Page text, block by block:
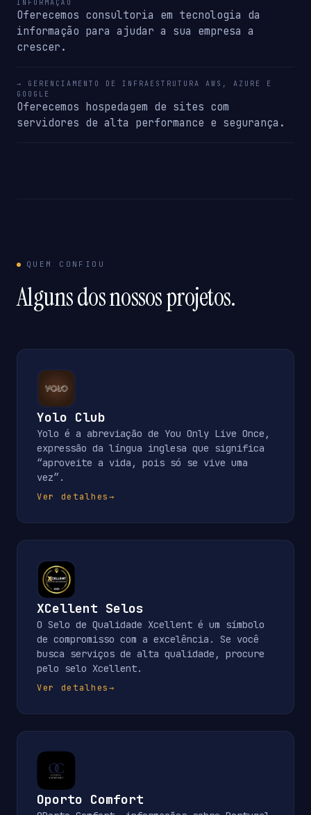
INFORMAÇÃO
Oferecemos consultoria em tecnologia da
informação para ajudar a sua empresa a
crescer.
→ GERENCIAMENTO DE INFRAESTRUTURA AWS, AZURE E
GOOGLE
Oferecemos hospedagem de sites com
servidores de alta performance e segurança.
QUEM CONFIOU
Alguns dos nossos projetos.
Yolo Club
Yolo é a abreviação de You Only Live Once,
expressão da língua inglesa que significa
“aproveite a vida, pois só se vive uma
vez”.
Ver detalhes→
XCellent Selos
O Selo de Qualidade Xcellent é um símbolo
de compromisso com a excelência. Se você
busca serviços de alta qualidade, procure
pelo selo Xcellent.
Ver detalhes→
Oporto Comfort